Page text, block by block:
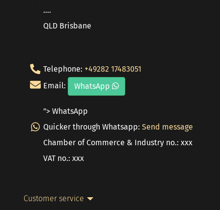
....
QLD Brisbane
Telephone: +49282 17483051
Email:
WhatsApp
"> WhatsApp
Quicker through Whatsapp: Send message
Chamber of Commerce & Industry no.: xxx
VAT no.: xxx
Customer service